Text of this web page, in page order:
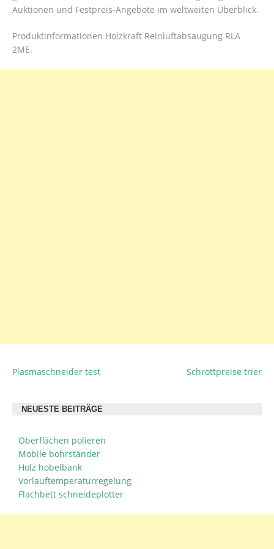
Auktionen und Festpreis-Angebote im weltweiten Überblick.
Produktinformationen Holzkraft Reinluftabsaugung RLA
2ME.
BEITRAGSNAVIGATION
Plasmaschneider test Schrottpreise trier
NEUESTE BEITRÄGE
Oberflächen polieren
Mobile bohrständer
Holz hobelbank
Vorlauftemperaturregelung
Flachbett schneideplotter